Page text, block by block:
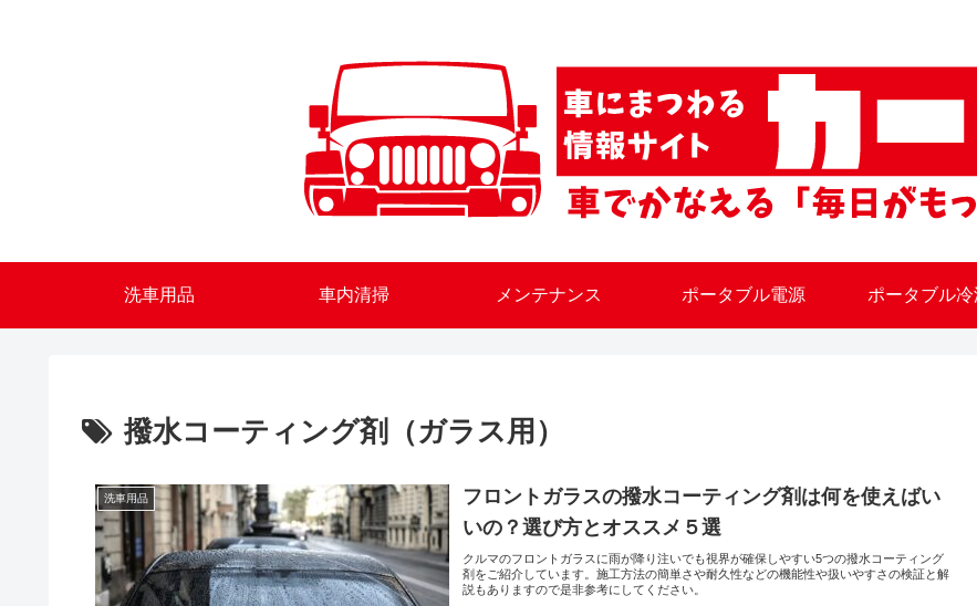
洗車用品 車内清掃 メンテナンス ポータブル電源 ポータブル
撥水コーティング剤（ガラス用）
洗車用品
フロントガラスの撥水コーティング剤は何を使えばい
いの？選び方とオススメ５選
クルマのフロントガラスに雨が降り注いでも視界が確保しやすい5つの撥水コーティング
剤をご紹介しています。施工方法の簡単さや耐久性などの機能性や扱いやすさの検証と解
説もありますので是非参考にしてください。